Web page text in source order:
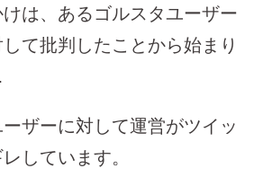
は、あるゴルスタユーザー
て批判したことから始まり
ザーに対して運営がツイッ
しています。